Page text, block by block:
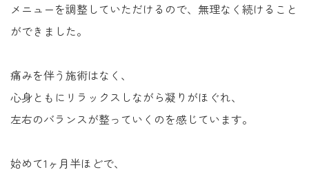
メニューを調整していただけるので、無理なく続けること
ができました。
痛みを伴う施術はなく、
心身ともにリラックスしながら凝りがほぐれ、
左右のバランスが整っていくのを感じています。
始めて1ヶ月半ほどで、